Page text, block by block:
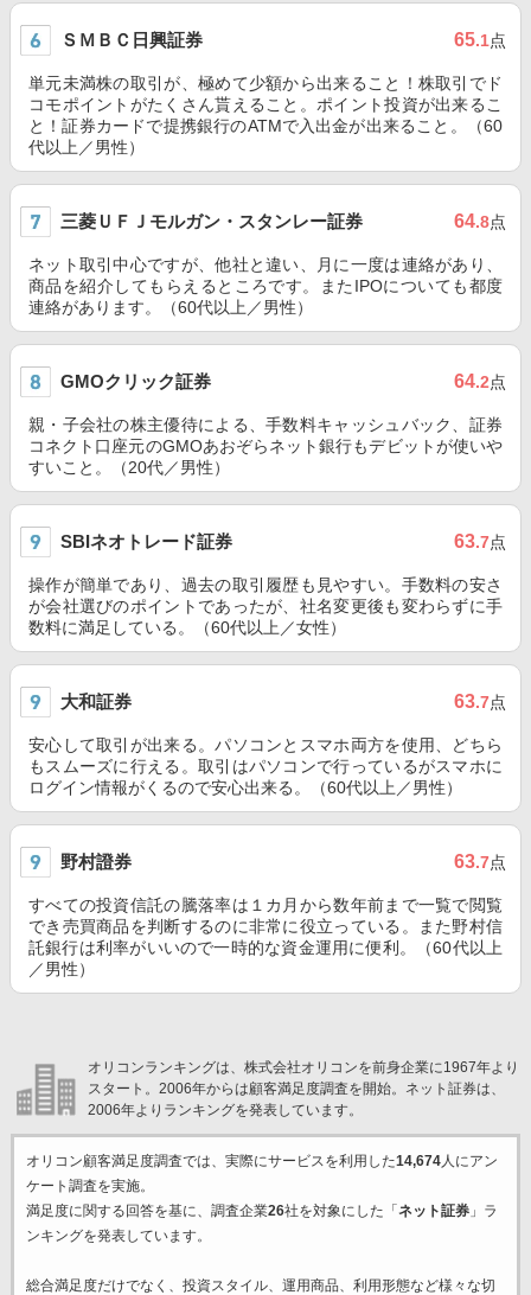
ＳＭＢＣ日興証券 65.1点
単元未満株の取引が、極めて少額から出来ること！株取引でド
コモポイントがたくさん貰えること。ポイント投資が出来るこ
と！証券カードで提携銀行のATMで入出金が出来ること。（60
代以上／男性）
三菱ＵＦＪモルガン・スタンレー証券 64.8点
ネット取引中心ですが、他社と違い、月に一度は連絡があり、
商品を紹介してもらえるところです。またIPOについても都度
連絡があります。（60代以上／男性）
GMOクリック証券 64.2点
親・子会社の株主優待による、手数料キャッシュバック、証券
コネクト口座元のGMOあおぞらネット銀行もデビットが使いや
すいこと。（20代／男性）
SBIネオトレード証券 63.7点
操作が簡単であり、過去の取引履歴も見やすい。手数料の安さ
が会社選びのポイントであったが、社名変更後も変わらずに手
数料に満足している。（60代以上／女性）
大和証券 63.7点
安心して取引が出来る。パソコンとスマホ両方を使用、どちら
もスムーズに行える。取引はパソコンで行っているがスマホに
ログイン情報がくるので安心出来る。（60代以上／男性）
野村證券 63.7点
すべての投資信託の騰落率は１カ月から数年前まで一覧で閲覧
でき売買商品を判断するのに非常に役立っている。また野村信
託銀行は利率がいいので一時的な資金運用に便利。（60代以上
／男性）
オリコンランキングは、株式会社オリコンを前身企業に1967年より
スタート。2006年からは顧客満足度調査を開始。ネット証券は、
2006年よりランキングを発表しています。
オリコン顧客満足度調査では、実際にサービスを利用した14,674人にアン
ケート調査を実施。
満足度に関する回答を基に、調査企業26社を対象にした「 ネット証券」ラ
ンキングを発表しています。
総合満足度だけでなく、投資スタイル、運用商品、利用形態など様々な切